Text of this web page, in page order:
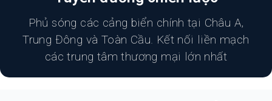
Phủ sóng các cảng biển chính tại Châu A,
Trung Đông và Toàn Cầu. Kết nối liền mạch
các trung tâm thương mại lớn nhất